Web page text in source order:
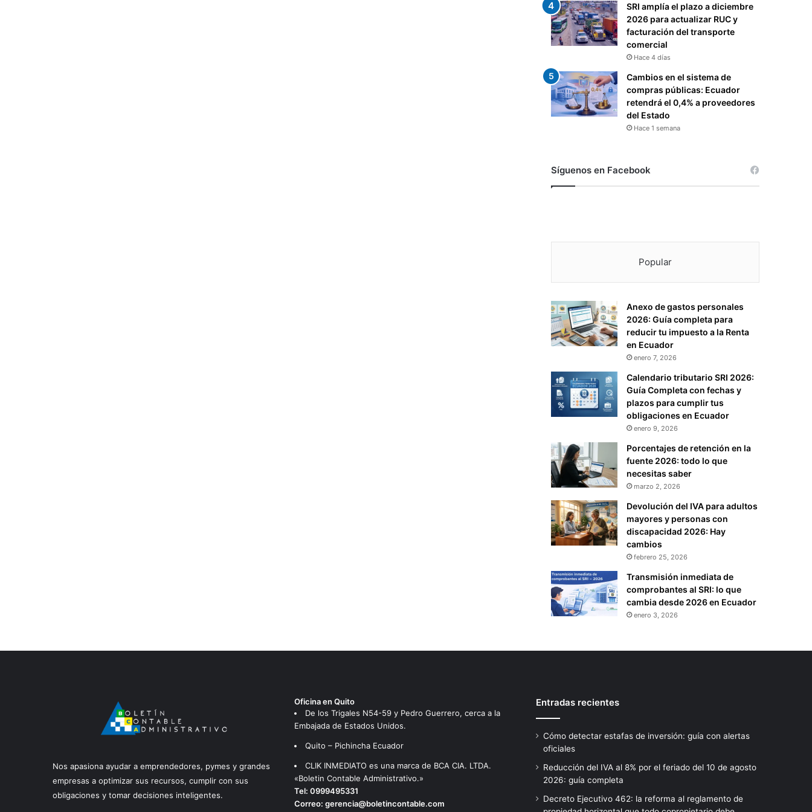
SRI amplía el plazo a diciembre
2026 para actualizar RUC y
facturación del transporte
comercial
Hace 4 días
Cambios en el sistema de
compras públicas: Ecuador
retendrá el 0,4% a proveedores
del Estado
Hace 1 semana
Síguenos en Facebook
Popular
Anexo de gastos personales
2026: Guía completa para
reducir tu impuesto a la Renta
en Ecuador
enero 7, 2026
Calendario tributario SRI 2026:
Guía Completa con fechas y
plazos para cumplir tus
obligaciones en Ecuador
enero 9, 2026
Porcentajes de retención en la
fuente 2026: todo lo que
necesitas saber
marzo 2, 2026
Devolución del IVA para adultos
mayores y personas con
discapacidad 2026: Hay
cambios
febrero 25, 2026
Transmisión inmediata de
comprobantes al SRI: lo que
cambia desde 2026 en Ecuador
enero 3, 2026
Nos apasiona ayudar a emprendedores, pymes y grandes
empresas a optimizar sus recursos, cumplir con sus
obligaciones y tomar decisiones inteligentes.
Oficina en Quito
De los Trigales N54-59 y Pedro Guerrero, cerca a la
Embajada de Estados Unidos.
Quito – Pichincha Ecuador
CLIK INMEDIATO es una marca de BCA CIA. LTDA.
«Boletin Contable Administrativo.»
Tel: 0999495331
Correo: gerencia@boletincontable.com
Entradas recientes
Cómo detectar estafas de inversión: guía con alertas
oficiales
Reducción del IVA al 8% por el feriado del 10 de agosto
2026: guía completa
Decreto Ejecutivo 462: la reforma al reglamento de